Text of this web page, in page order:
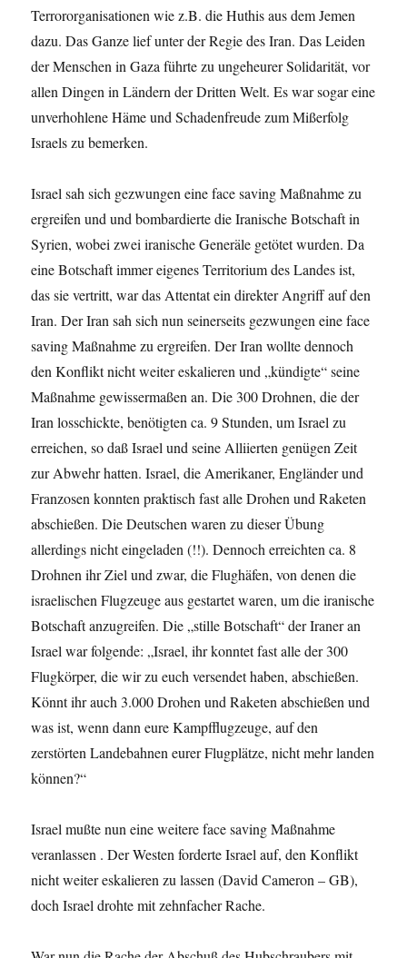
Terrororganisationen wie z.B. die Huthis aus dem Jemen
dazu. Das Ganze lief unter der Regie des Iran. Das Leiden
der Menschen in Gaza führte zu ungeheurer Solidarität, vor
allen Dingen in Ländern der Dritten Welt. Es war sogar eine
unverhohlene Häme und Schadenfreude zum Mißerfolg
Israels zu bemerken.
Israel sah sich gezwungen eine face saving Maßnahme zu
ergreifen und und bombardierte die Iranische Botschaft in
Syrien, wobei zwei iranische Generäle getötet wurden. Da
eine Botschaft immer eigenes Territorium des Landes ist,
das sie vertritt, war das Attentat ein direkter Angriff auf den
Iran. Der Iran sah sich nun seinerseits gezwungen eine face
saving Maßnahme zu ergreifen. Der Iran wollte dennoch
den Konflikt nicht weiter eskalieren und „kündigte“ seine
Maßnahme gewissermaßen an. Die 300 Drohnen, die der
Iran losschickte, benötigten ca. 9 Stunden, um Israel zu
erreichen, so daß Israel und seine Alliierten genügen Zeit
zur Abwehr hatten. Israel, die Amerikaner, Engländer und
Franzosen konnten praktisch fast alle Drohen und Raketen
abschießen. Die Deutschen waren zu dieser Übung
allerdings nicht eingeladen (!!). Dennoch erreichten ca. 8
Drohnen ihr Ziel und zwar, die Flughäfen, von denen die
israelischen Flugzeuge aus gestartet waren, um die iranische
Botschaft anzugreifen. Die „stille Botschaft“ der Iraner an
Israel war folgende: „Israel, ihr konntet fast alle der 300
Flugkörper, die wir zu euch versendet haben, abschießen.
Könnt ihr auch 3.000 Drohen und Raketen abschießen und
was ist, wenn dann eure Kampfflugzeuge, auf den
zerstörten Landebahnen eurer Flugplätze, nicht mehr landen
können?“
Israel mußte nun eine weitere face saving Maßnahme
veranlassen . Der Westen forderte Israel auf, den Konflikt
nicht weiter eskalieren zu lassen (David Cameron – GB),
doch Israel drohte mit zehnfacher Rache.